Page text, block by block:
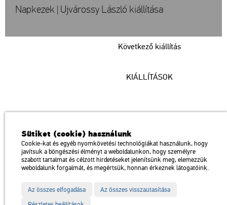
Következő kiállítás
Napkezek | Ujvárossy László kiállítása
KIÁLLÍTÁSOK
a Magyar Művészeti Akadémia intézménye
1146 Budapest, Dózsa György út 37.
Megközelíthető: Millenniumi Földalatti Vasút – Hősök tere megálló
Trolibusz: 75, 79 / Autóbusz: 20, 30, 105
Impresszum Sitemap Adatvédelem
térkép
Sütiket (cookie) használunk
Cookie-kat és egyéb nyomkövetési technológiákat használunk, hogy
javítsuk a böngészési élményt a weboldalunkon, hogy személyre
szabott tartalmat és célzott hirdetéseket jelenítsünk meg, elemezzük
weboldalunk forgalmát, és megértsük, honnan érkeznek látogatóink.
Az összes elfogadása
Az összes visszautasítása